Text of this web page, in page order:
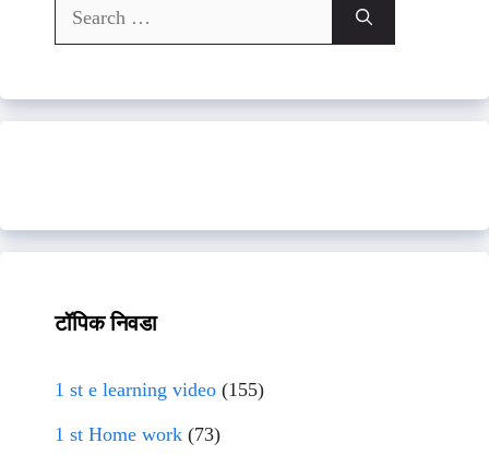
Search
for:
टॉपिक निवडा
1 st e learning video (155)
1 st Home work (73)